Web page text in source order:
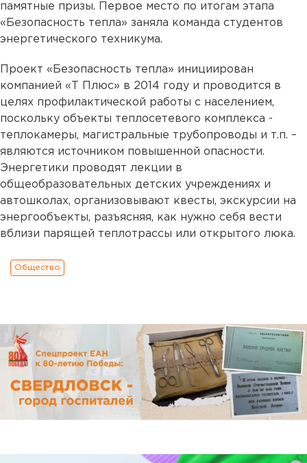
памятные призы. Первое место по итогам этапа
«Безопасность тепла» заняла команда студентов
энергетического техникума.
Проект «Безопасность тепла» инициирован
компанией «Т Плюс» в 2014 году и проводится в
целях профилактической работы с населением,
поскольку объекты теплосетевого комплекса -
теплокамеры, магистральные трубопроводы и т.п. –
являются источником повышенной опасности.
Энергетики проводят лекции в
общеобразовательных детских учреждениях и
автошколах, организовывают квесты, экскурсии на
энергообъекты, разъясняя, как нужно себя вести
вблизи парящей теплотрассы или открытого люка.
Общество